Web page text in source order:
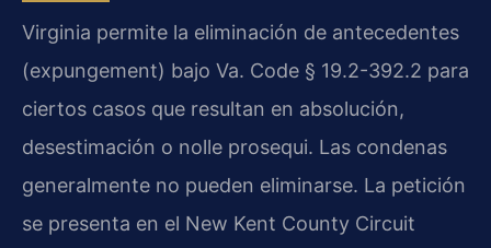
Virginia permite la eliminación de antecedentes
(expungement) bajo Va. Code § 19.2-392.2 para
ciertos casos que resultan en absolución,
desestimación o nolle prosequi. Las condenas
generalmente no pueden eliminarse. La petición
se presenta en el New Kent County Circuit